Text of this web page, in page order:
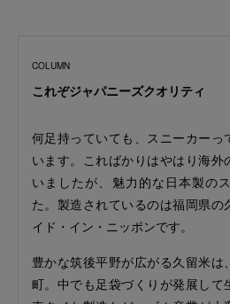
これぞジャパニーズクオリティ
何足持っていても、スニーカーっ
います。こればかりはやはり海外
いましたが、魅力的な日本製の
た。製造されているのは福岡県の
イド・イン・ニッポンです。
豊かな筑後平野が広がる久留米は
町。中でも足袋づくりが発展して